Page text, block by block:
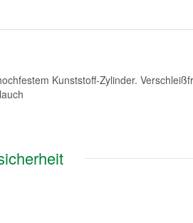
Kunststoff-Zylinder.